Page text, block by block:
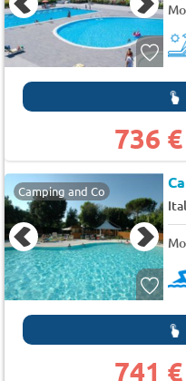
736 €
Camping and Co
741 €